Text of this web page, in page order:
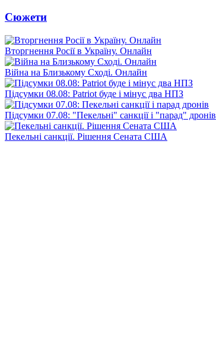
Сюжети
Вторгнення Росії в Україну. Онлайн
Війна на Близькому Сході. Онлайн
Підсумки 08.08: Patriot буде і мінус два НПЗ
Підсумки 07.08: "Пекельні" санкції і "парад" дронів
Пекельні санкції. Рішення Сената США